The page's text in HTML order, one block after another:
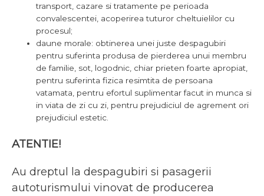
transport, cazare si tratamente pe perioada
convalescentei, acoperirea tuturor cheltuielilor cu
procesul;
daune morale: obtinerea unei juste despagubiri
pentru suferinta produsa de pierderea unui membru
de familie, sot, logodnic, chiar prieten foarte apropiat,
pentru suferinta fizica resimtita de persoana
vatamata, pentru efortul suplimentar facut in munca si
in viata de zi cu zi, pentru prejudiciul de agrement ori
prejudiciul estetic.
ATENTIE!
Au dreptul la despagubiri si pasagerii
autoturismului vinovat de producerea